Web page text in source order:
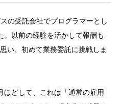
の受託会社でプログラマーとし
以前の経験を活かして報酬も
い、初めて業務委託に挑戦しま
どして、これは「通常の雇用